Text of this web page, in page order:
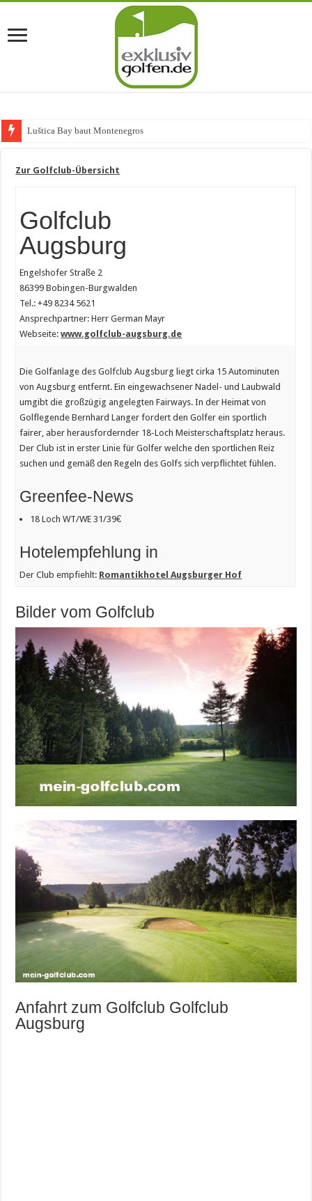
Luštica Bay baut Montenegros erste Gol
Zur Golfclub-Übersicht
Golfclub
Augsburg
Engelshofer Straße 2
86399 Bobingen-Burgwalden
Tel.: +49 8234 5621
Ansprechpartner: Herr German Mayr
Webseite:www.golfclub-augsburg.de
Die Golfanlage des Golfclub Augsburg liegt cirka 15 Autominuten
von Augsburg entfernt. Ein eingewachsener Nadel- und Laubwald
umgibt die großzügig angelegten Fairways. In der Heimat von
Golflegende Bernhard Langer fordert den Golfer ein sportlich
fairer, aber herausfordernder 18-Loch Meisterschaftsplatz heraus.
Der Club ist in erster Linie für Golfer welche den sportlichen Reiz
suchen und gemäß den Regeln des Golfs sich verpflichtet fühlen.
Greenfee-News
18 Loch WT/WE 31/39€
Hotelempfehlung in
Der Club empfiehlt: Romantikhotel Augsburger Hof
Bilder vom Golfclub
Anfahrt zum Golfclub Golfclub
Augsburg